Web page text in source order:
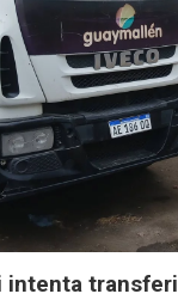
intenta